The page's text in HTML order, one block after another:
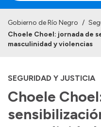
Institucional
Autoridades
Delegaciones
Normativa
Gobierno de Río Negro /
Choele Choel: jornada de
masculinidad y violencias
SEGURIDAD Y JUSTICIA
Choele